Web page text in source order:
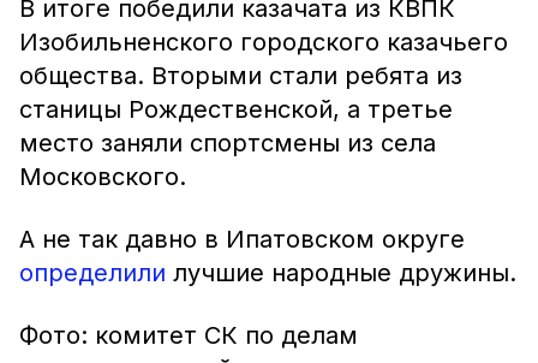
В итоге победили казачата из КВПК
Изобильненского городского казачьего
общества. Вторыми стали ребята из
станицы Рождественской, а третье
место заняли спортсмены из села
Московского.
А не так давно в Ипатовском округе
определили лучшие народные дружины.
Фото: комитет СК по делам